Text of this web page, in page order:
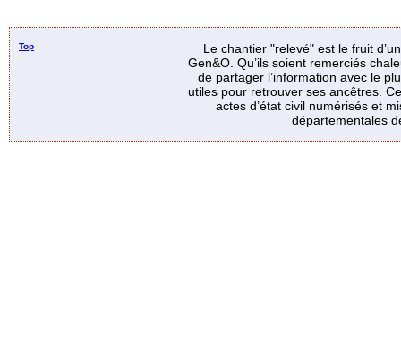
Top
Le chantier "relevé" est le fruit
Gen&O. Qu’ils soient remerciés
de partager l’information avec le
utiles pour retrouver ses ancêtres.
actes d’état civil numérisés et
départementales